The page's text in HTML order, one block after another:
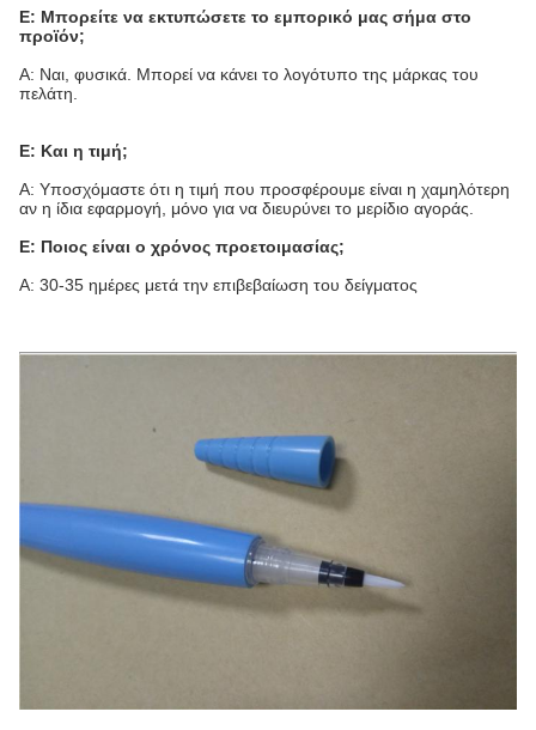
Ε: Μπορείτε να εκτυπώσετε το εμπορικό μας σήμα στο
προϊόν;
Α: Ναι, φυσικά. Μπορεί να κάνει το λογότυπο της μάρκας του
πελάτη.
Ε: Και η τιμή;
Α: Υποσχόμαστε ότι η τιμή που προσφέρουμε είναι η χαμηλότερη
αν η ίδια εφαρμογή, μόνο για να διευρύνει το μερίδιο αγοράς.
Ε: Ποιος είναι ο χρόνος προετοιμασίας;
Α: 30-35 ημέρες μετά την επιβεβαίωση του δείγματος